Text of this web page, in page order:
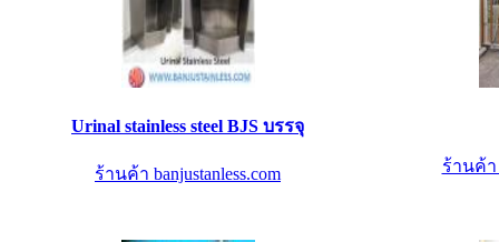
Urinal stainless steel BJS บรรจุ
ร้านค้า banjustanless.com ร้านค้